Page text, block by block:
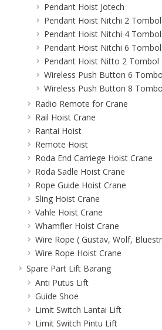
Pendant Hoist Jotech
Pendant Hoist Nitchi 2 Tombol
Pendant Hoist Nitchi 4 Tombol
Pendant Hoist Nitchi 6 Tombol
Pendant Hoist Nitto 2 Tombol
Wireless Push Button 6
Wireless Push Button 8
Radio Remote for Crane
Rail Hoist Crane
Rantai Hoist
Remote Hoist
Roda End Carriege Hoist Crane
Roda Sadle Hoist Crane
Rope Guide Hoist Crane
Sling Hoist Crane
Vahle Hoist Crane
Whamfler Hoist Crane
Wire Rope ( Gustav, Wolf,
Wire Rope Hoist Crane
Spare Part Lift Barang
Anti Putus Lift
Guide Shoe
Limit Switch Lantai Lift
Limit Switch Pintu Lift